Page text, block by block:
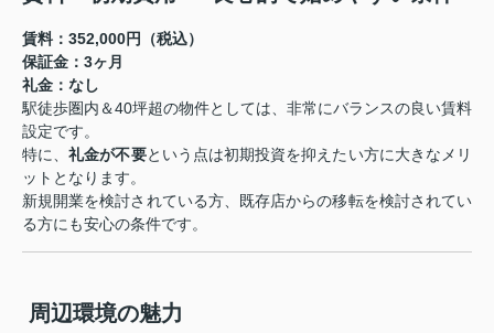
賃料：352,000円（税込）
保証金：3ヶ月
礼金：なし
駅徒歩圏内＆40坪超の物件としては、非常にバランスの良い賃料
設定です。
特に、礼金が不要という点は初期投資を抑えたい方に大きなメリ
ットとなります。
新規開業を検討されている方、既存店からの移転を検討されてい
る方にも安心の条件です。
️ 周辺環境の魅力